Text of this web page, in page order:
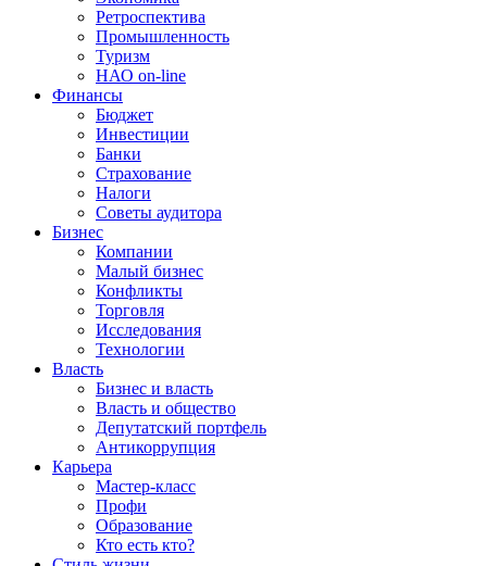
Ретроспектива
Промышленность
Туризм
НАО on-line
Финансы
Бюджет
Инвестиции
Банки
Страхование
Налоги
Советы аудитора
Бизнес
Компании
Малый бизнес
Конфликты
Торговля
Исследования
Технологии
Власть
Бизнес и власть
Власть и общество
Депутатский портфель
Антикоррупция
Карьера
Мастер-класс
Профи
Образование
Кто есть кто?